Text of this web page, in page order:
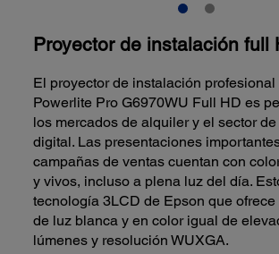
Proyector de instalación full
El proyector de instalación profesional
Powerlite Pro G6970WU Full HD es
los mercados de alquiler y el sector
digital. Las presentaciones
campañas de ventas cuentan con
y vivos, incluso a plena luz del día.
tecnología 3LCD de Epson que
de luz blanca y en color igual de
lúmenes y resolución WUXGA.